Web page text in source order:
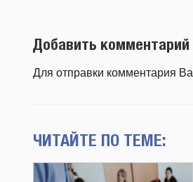
Добавить комментарий
Для отправки комментария
ЧИТАЙТЕ ПО ТЕМЕ: